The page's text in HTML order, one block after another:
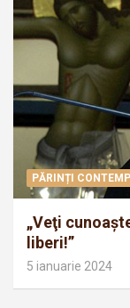
PĂRINȚI
„Veţi
liberi!”
5 ianuarie 2024